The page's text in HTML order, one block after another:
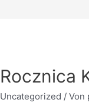
Rocznica
Uncategorized / Von